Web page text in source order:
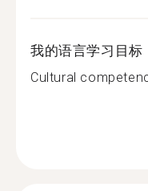
我的语言学习目标
Cultural